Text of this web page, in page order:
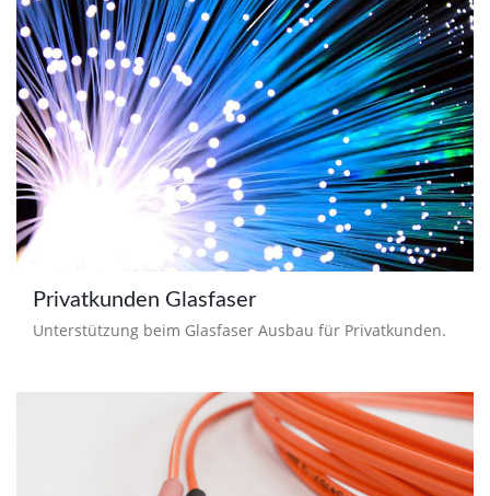
Privatkunden Glasfaser
Unterstützung beim Glasfaser Ausbau für Privatkunden.